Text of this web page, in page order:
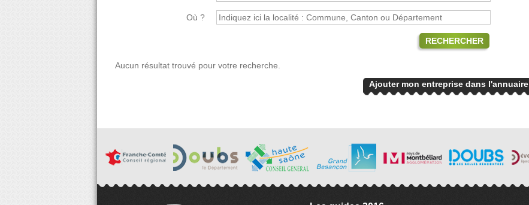
Où ?
RECHERCHER
Aucun résultat trouvé pour votre recherche.
Ajouter mon entreprise dans l'annuaire